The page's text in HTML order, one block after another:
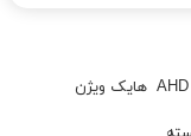
هایک ویژن